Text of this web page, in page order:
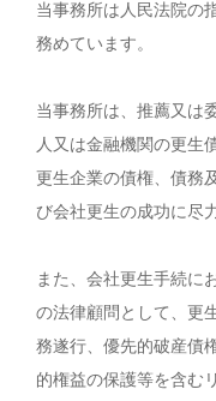
当事務所は人民法院の
務めています。
当事務所は、推薦又は
人又は金融機関の更生
更生企業の債権、債務
び会社更生の成功に尽
また、会社更生手続に
の法律顧問として、更
務遂行、優先的破産債
的権益の保護等を含む